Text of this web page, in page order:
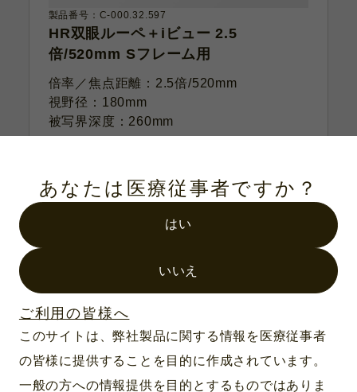
あなたは医療従事者ですか？
はい
いいえ
ご利用の皆様へ
このサイトは、弊社製品に関する情報を医療従事者
の皆様に提供することを目的に作成されています。
一般の方への情報提供を目的とするものではありま
製品番号：C-000.32.597
HR双眼ルーペ＋iビュー 2.5
倍/520mm Sフレーム用
倍率／焦点距離：2.5倍/520mm
視野径：180mm
被写界深度：260mm